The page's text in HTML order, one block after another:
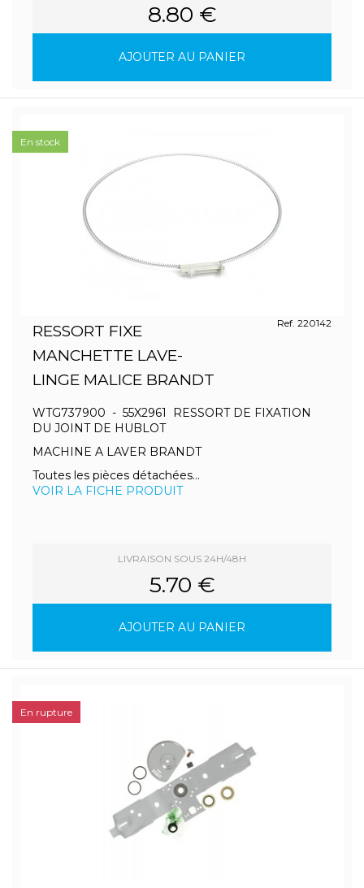
8.80 €
AJOUTER AU PANIER
RESSORT FIXE
MANCHETTE LAVE-
LINGE MALICE BRANDT
Ref. 220142
WTG737900 - 55X2961 RESSORT DE FIXATION
DU JOINT DE HUBLOT
MACHINE A LAVER BRANDT
Toutes les pièces détachées...
VOIR LA FICHE PRODUIT
LIVRAISON SOUS 24H/48H
5.70 €
AJOUTER AU PANIER
En stock
En rupture